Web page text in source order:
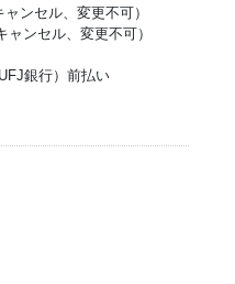
ンセル、変更不可）
ンセル、変更不可）
銀行）前払い